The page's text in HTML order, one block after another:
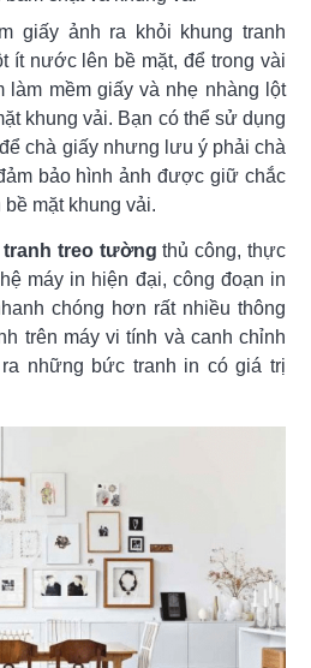
giấy ảnh ra khỏi khung tranh
ít nước lên bề mặt, để trong vài
làm mềm giấy và nhẹ nhàng lột
khung vải. Bạn có thể sử dụng
chà giấy nhưng lưu ý phải chà
bảo hình ảnh được giữ chắc
mặt khung vải.
tranh treo tường thủ công, thực
máy in hiện đại, công đoạn in
chóng hơn rất nhiều thông
trên máy vi tính và canh chỉnh
những bức tranh in có giá trị